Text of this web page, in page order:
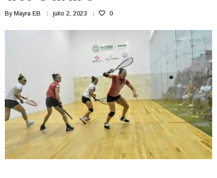
By Mayra EB julio 2, 2023 0